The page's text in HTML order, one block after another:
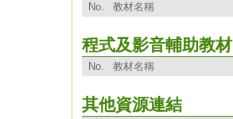
No. 教材名稱
程式及影音輔助教材
No. 教材名稱
其他資源連結